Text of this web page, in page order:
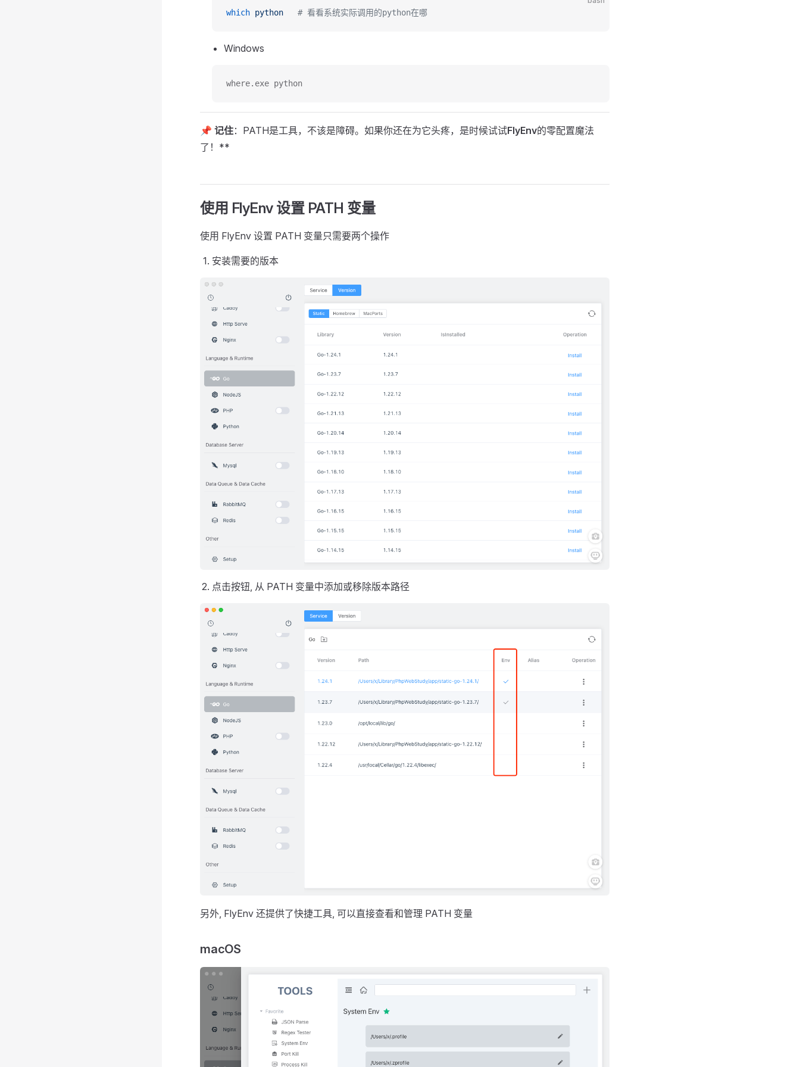
which python
   # 看看系统实际调用的python在哪
Windows
where.exe python
📌 记住：PATH是工具，不该是障碍。如果你还在为它头疼，是时候试试FlyEnv的零配置魔法
了！**
使用 FlyEnv 设置 PATH 变量
使用 FlyEnv 设置 PATH 变量只需要两个操作
安装需要的版本
点击按钮, 从 PATH 变量中添加或移除版本路径
另外, FlyEnv 还提供了快捷工具, 可以直接查看和管理 PATH 变量
macOS